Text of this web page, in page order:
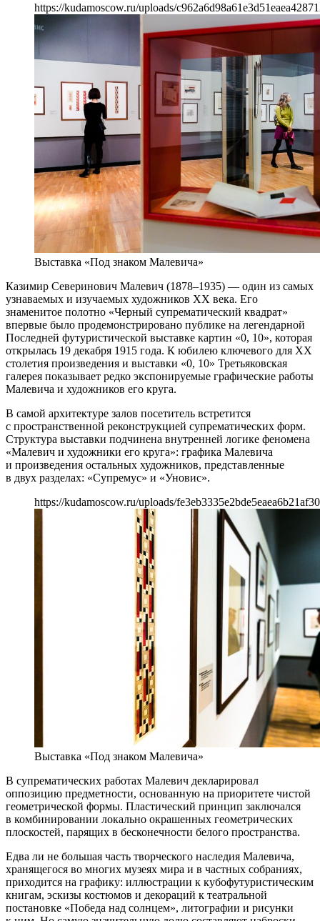
https://kudamoscow.ru/uploads/
Выставка «Под знаком Малевича»
Казимир Северинович Малевич (1878–1935) — один из самых
узнаваемых и изучаемых художников XX века. Его
знаменитое полотно «Черный супрематический квадрат»
впервые было продемонстрировано публике на легендарной
Последней футуристической выставке картин «0, 10», которая
открылась 19 декабря 1915 года. К юбилею ключевого для XX
столетия произведения и выставки «0, 10» Третьяковская
галерея показывает редко экспонируемые графические работы
Малевича и художников его круга.
В самой архитектуре залов посетитель встретится
с пространственной реконструкцией супрематических форм.
Структура выставки подчинена внутренней логике феномена
«Малевич и художники его круга»: графика Малевича
и произведения остальных художников, представленные
в двух разделах: «Супремус» и «Уновис».
https://kudamoscow.ru/uploads/
Выставка «Под знаком Малевича»
В супрематических работах Малевич декларировал
оппозицию предметности, основанную на приоритете чистой
геометрической формы. Пластический принцип заключался
в комбинировании локально окрашенных геометрических
плоскостей, парящих в бесконечности белого пространства.
Едва ли не большая часть творческого наследия Малевича,
хранящегося во многих музеях мира и в частных собраниях,
приходится на графику: иллюстрации к кубофутуристическим
книгам, эскизы костюмов и декораций к театральной
постановке «Победа над солнцем», литографии и рисунки